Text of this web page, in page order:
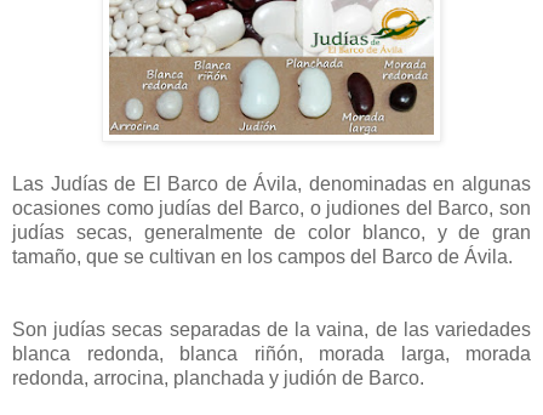
Las Judías de El Barco de Ávila, denominadas en algunas
ocasiones como judías del Barco, o judiones del Barco, son
judías secas, generalmente de color blanco, y de gran
tamaño, que se cultivan en los campos del Barco de Ávila.​
Son judías secas separadas de la vaina, de las variedades
blanca redonda, blanca riñón, morada larga, morada
redonda, arrocina, planchada y judión de Barco.